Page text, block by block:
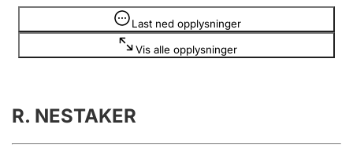
Registrere, endre, slette
Årsregnskap
Innsending og forsinkelsesgebyr
Last ned opplysninger
Vis alle opplysninger
Opplysninger er skjult
R. NESTAKER